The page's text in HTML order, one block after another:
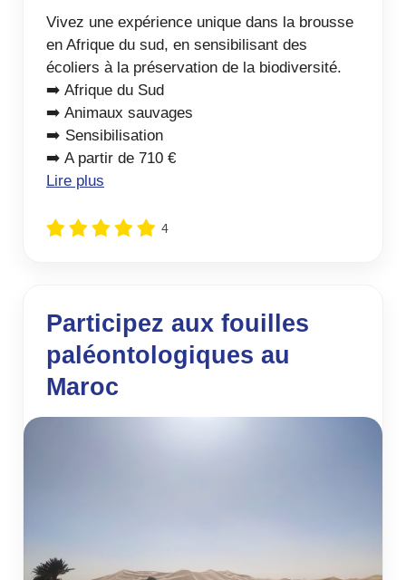
Vivez une expérience unique dans la brousse
en Afrique du sud, en sensibilisant des
écoliers à la préservation de la biodiversité.
➡️ Afrique du Sud
➡️ Animaux sauvages
➡️ Sensibilisation
➡️ A partir de 710 €
Lire plus
4
Participez aux fouilles
paléontologiques au
Maroc